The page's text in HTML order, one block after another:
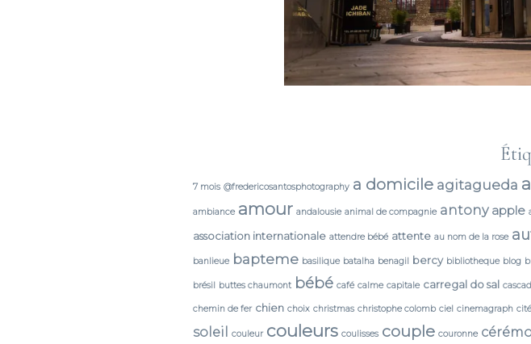
7 mois @fredericosantosphotography a domicile agitagueda
ambiance amour andalousie animal de compagnie antony apple
association internationale attendre bébé attente au nom de la rose
banlieue bapteme basilique batalha benagil bercy bibliotheque blog
brésil buttes chaumont bébé café calme capitale carregal do sal
chemin de fer chien choix christmas christophe colomb ciel cinemagraph
soleil couleur couleurs coulisses couple couronne